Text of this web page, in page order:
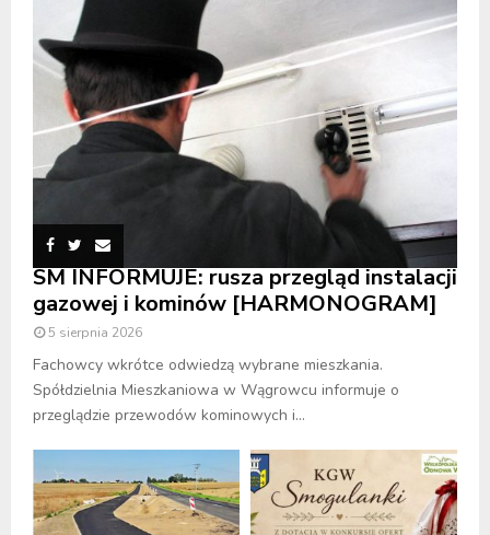
SM INFORMUJE: rusza przegląd instalacji
gazowej i kominów [HARMONOGRAM]
5 sierpnia 2026
Fachowcy wkrótce odwiedzą wybrane mieszkania.
Spółdzielnia Mieszkaniowa w Wągrowcu informuje o
przeglądzie przewodów kominowych i...